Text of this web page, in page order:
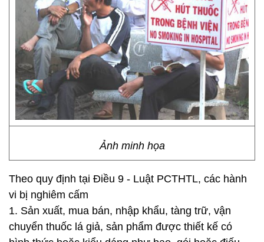
Ảnh minh họa
Theo quy định tại Điều 9 - Luật PCTHTL, các hành
vi bị nghiêm cấm
1. Sản xuất, mua bán, nhập khẩu, tàng trữ, vận
chuyển thuốc lá giả, sản phẩm được thiết kế có